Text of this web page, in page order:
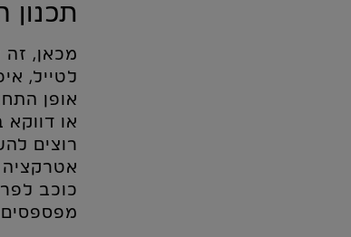
תכנון
מכאן, זה
לטייל,
אופן
או
רוצים
אטרקציה
כוכב